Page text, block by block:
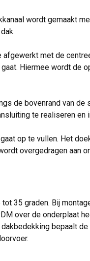
wordt gemaakt
met de
Hiermee wordt de
de bovenrand van de
te realiseren en
op te vullen. Het
overgedragen aan
35 graden. Bij
over de onderplaat
bepaalt